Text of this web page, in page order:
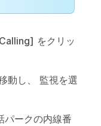
をクリッ
動し、 監視 を選
パークの内線番